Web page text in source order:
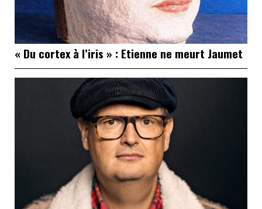
« Du cortex à l’iris » : Etienne ne meurt Jaumet